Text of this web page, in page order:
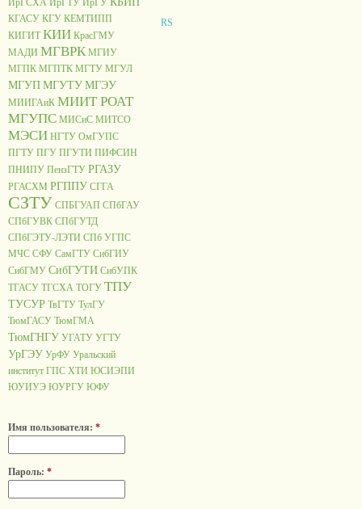
ИрГСХА ИрГТУ ИрГУ
КГАСУ КГУ КЕМТИПП
КИГИТ КИИ КрасГМУ
МАДИ МГВРК МГИУ
МГПК МГПТК МГТУ МГУЛ
МГУПМГУТУМГЭУ
МИИГАиК МИИТ РОАТ
МГУПС МИСиС МИТСО
МЭСИ НГТУ ОмГУПС
ПГТУ ПГУ ПГУТИ ПИФСИН
ПНИПУ ПензГТУ РГАЗУ
РГАСХМ РГППУ СГГА
СЗТУ СПБГУАП СПбГАУ
СПбГУВК СПбГУТД
СПбГЭТУ-ЛЭТИ СПб УГПС
МЧС СФУ СамГТУ СибГИУ
СибГМУ СибГУТИ СибУПК
ТГАСУ ТГСХА ТОГУ ТПУ
ТУСУР ТвГТУ ТулГУ
ТюмГАСУ ТюмГМА
ТюмГНГУ УГАТУ УГТУ
УрГЭУ УрФУ Уральский
институт ГПС ХТИ ЮСИЭПИ
ЮУИУЭ ЮУРГУ ЮФУ
Имя пользователя: *
Пароль: *